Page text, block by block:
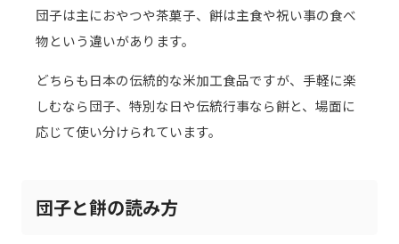
団子は主におやつや茶菓子、餅は主食や祝い事の食べ
物という違いがあります。
どちらも日本の伝統的な米加工食品ですが、手軽に楽
しむなら団子、特別な日や伝統行事なら餅と、場面に
応じて使い分けられています。
団子と餅の読み方